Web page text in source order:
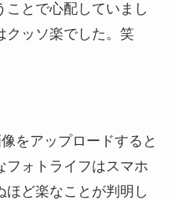
ことで心配していまし
クッソ楽でした。笑
をアップロードすると
フォトライフはスマホ
ほど楽なことが判明し